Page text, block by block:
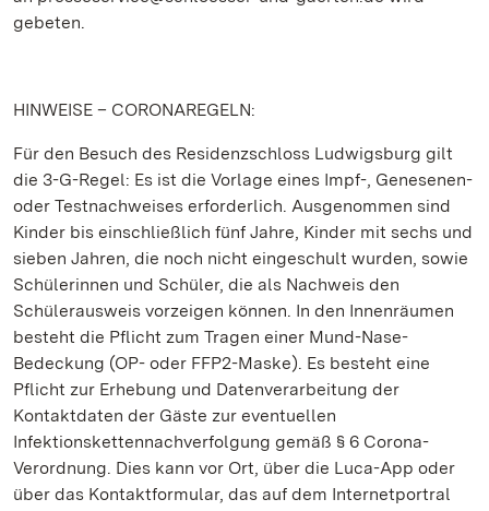
gebeten.
HINWEISE – CORONAREGELN:
Für den Besuch des Residenzschloss Ludwigsburg gilt
die 3-G-Regel: Es ist die Vorlage eines Impf-, Genesenen-
oder Testnachweises erforderlich. Ausgenommen sind
Kinder bis einschließlich fünf Jahre, Kinder mit sechs und
sieben Jahren, die noch nicht eingeschult wurden, sowie
Schülerinnen und Schüler, die als Nachweis den
Schülerausweis vorzeigen können. In den Innenräumen
besteht die Pflicht zum Tragen einer Mund-Nase-
Bedeckung (OP- oder FFP2-Maske). Es besteht eine
Pflicht zur Erhebung und Datenverarbeitung der
Kontaktdaten der Gäste zur eventuellen
Infektionskettennachverfolgung gemäß § 6 Corona-
Verordnung. Dies kann vor Ort, über die Luca-App oder
über das Kontaktformular, das auf dem Internetportral